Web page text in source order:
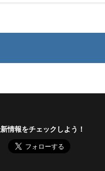
情報をチェックしよう！